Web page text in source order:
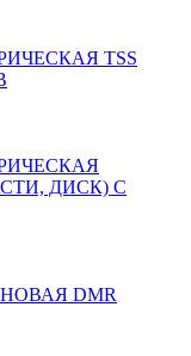
TSS
ДИСК) С
DMR